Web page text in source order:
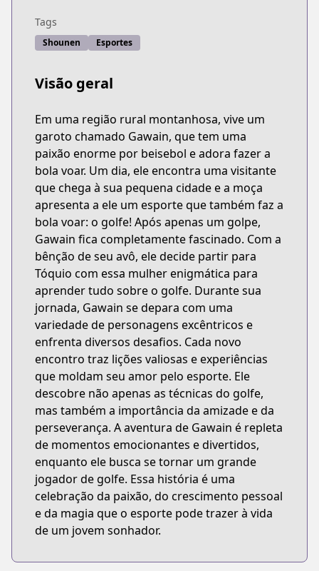
Tags
Shounen Esportes
Visão geral
Em uma região rural montanhosa, vive um
garoto chamado Gawain, que tem uma
paixão enorme por beisebol e adora fazer a
bola voar. Um dia, ele encontra uma visitante
que chega à sua pequena cidade e a moça
apresenta a ele um esporte que também faz a
bola voar: o golfe! Após apenas um golpe,
Gawain fica completamente fascinado. Com a
bênção de seu avô, ele decide partir para
Tóquio com essa mulher enigmática para
aprender tudo sobre o golfe. Durante sua
jornada, Gawain se depara com uma
variedade de personagens excêntricos e
enfrenta diversos desafios. Cada novo
encontro traz lições valiosas e experiências
que moldam seu amor pelo esporte. Ele
descobre não apenas as técnicas do golfe,
mas também a importância da amizade e da
perseverança. A aventura de Gawain é repleta
de momentos emocionantes e divertidos,
enquanto ele busca se tornar um grande
jogador de golfe. Essa história é uma
celebração da paixão, do crescimento pessoal
e da magia que o esporte pode trazer à vida
de um jovem sonhador.